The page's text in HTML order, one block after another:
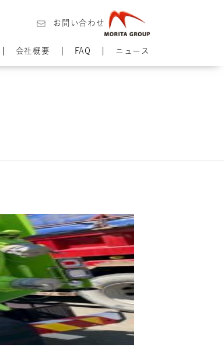
お問い合わせ
会社概要 FAQ ニュース